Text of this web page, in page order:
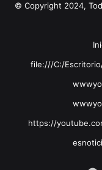
© Copyright 2024,
file:///C:/
https://